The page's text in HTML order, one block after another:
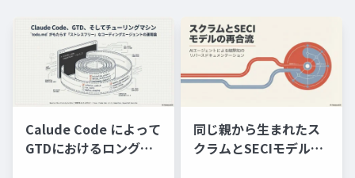
Calude Code によって
GTDにおけるロング
同じ親から生まれたス
クラムとSECIモデルは